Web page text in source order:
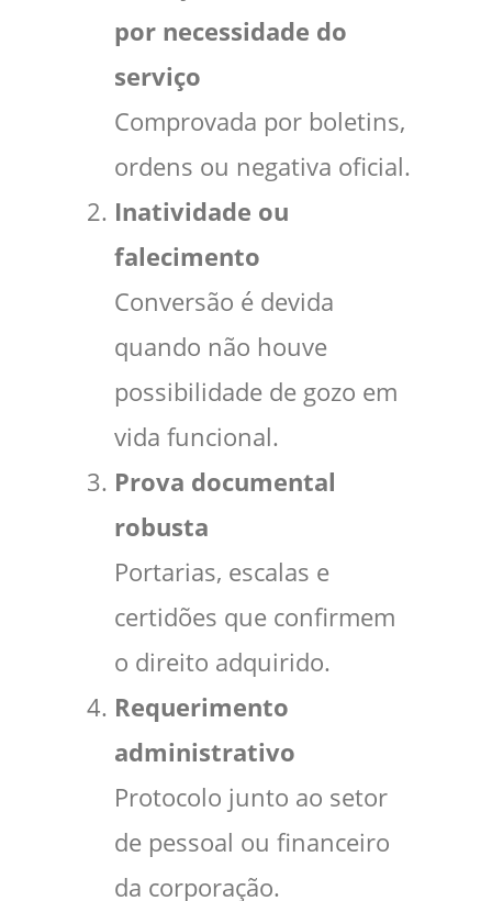
por necessidade do
serviço
Comprovada por boletins,
ordens ou negativa oficial.
Inatividade ou
falecimento
Conversão é devida
quando não houve
possibilidade de gozo em
vida funcional.
Prova documental
robusta
Portarias, escalas e
certidões que confirmem
o direito adquirido.
Requerimento
administrativo
Protocolo junto ao setor
de pessoal ou financeiro
da corporação.